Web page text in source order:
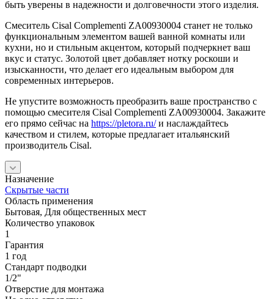
быть уверены в надежности и долговечности этого изделия.
Смеситель Cisal Complementi ZA00930004 станет не только
функциональным элементом вашей ванной комнаты или
кухни, но и стильным акцентом, который подчеркнет ваш
вкус и статус. Золотой цвет добавляет нотку роскоши и
изысканности, что делает его идеальным выбором для
современных интерьеров.
Не упустите возможность преобразить ваше пространство с
помощью смесителя Cisal Complementi ZA00930004. Закажите
его прямо сейчас на https://pletora.ru/и наслаждайтесь
качеством и стилем, которые предлагает итальянский
производитель Cisal.
Назначение
Скрытые части
Область применения
Бытовая, Для общественных мест
Количество упаковок
1
Гарантия
1 год
Стандарт подводки
1/2"
Отверстие для монтажа